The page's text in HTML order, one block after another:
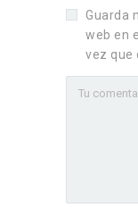
Guarda
web en
vez que